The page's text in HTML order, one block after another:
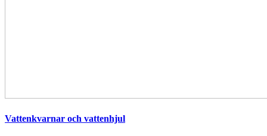
Vattenkvarnar och vattenhjul